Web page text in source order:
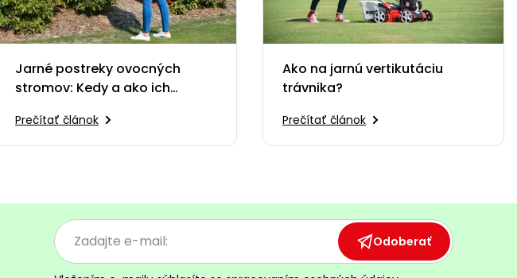
Jarné postreky ovocných
stromov: Kedy a ako ich
Prečítať článok
Ako na jarnú vertikutáciu
trávnika?
Prečítať článok
Odoberať